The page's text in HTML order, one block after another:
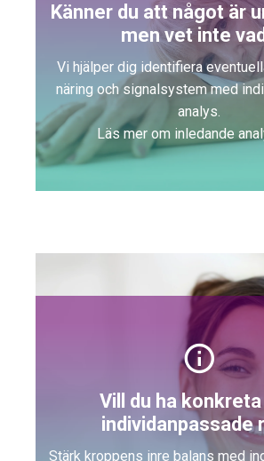
Känner du att något är
men vet inte
Vi hjälper dig identifiera
näring och signalsystem med
analys.
Läs mer om inledande
Vill du ha
individanpassade
Stärk kroppens inre balans med